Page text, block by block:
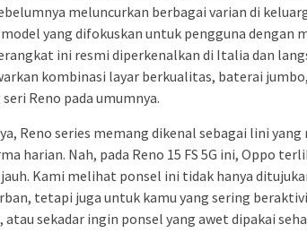
meluncurkan berbagai varian di
yang difokuskan untuk pengguna dengan
ini resmi diperkenalkan di Italia dan
kombinasi layar berkualitas, baterai
Reno pada umumnya.
Reno series memang dikenal sebagai lini
harian. Nah, pada Reno 15 FS 5G ini, Oppo
Kami melihat ponsel ini tidak hanya
tetapi juga untuk kamu yang sering
sekadar ingin ponsel yang awet dipakai